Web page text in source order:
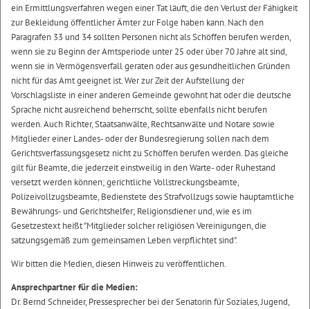
ein Ermittlungsverfahren wegen einer Tat läuft, die den Verlust der Fähigkeit
zur Bekleidung öffentlicher Ämter zur Folge haben kann. Nach den
Paragrafen 33 und 34 sollten Personen nicht als Schöffen berufen werden,
wenn sie zu Beginn der Amtsperiode unter 25 oder über 70 Jahre alt sind,
wenn sie in Vermögensverfall geraten oder aus gesundheitlichen Gründen
nicht für das Amt geeignet ist. Wer zur Zeit der Aufstellung der
Vorschlagsliste in einer anderen Gemeinde gewohnt hat oder die deutsche
Sprache nicht ausreichend beherrscht, sollte ebenfalls nicht berufen
werden. Auch Richter, Staatsanwälte, Rechtsanwälte und Notare sowie
Mitglieder einer Landes- oder der Bundesregierung sollen nach dem
Gerichtsverfassungsgesetz nicht zu Schöffen berufen werden. Das gleiche
gilt für Beamte, die jederzeit einstweilig in den Warte- oder Ruhestand
versetzt werden können; gerichtliche Vollstreckungsbeamte,
Polizeivollzugsbeamte, Bedienstete des Strafvollzugs sowie hauptamtliche
Bewährungs- und Gerichtshelfer; Religionsdiener und, wie es im
Gesetzestext heißt "Mitglieder solcher religiösen Vereinigungen, die
satzungsgemäß zum gemeinsamen Leben verpflichtet sind".
Wir bitten die Medien, diesen Hinweis zu veröffentlichen.
Ansprechpartner für die Medien:
Dr. Bernd Schneider, Pressesprecher bei der Senatorin für Soziales, Jugend,